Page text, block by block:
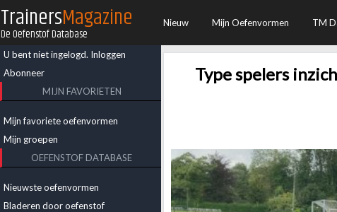
TrainersMagazine
De Oefenstof Database
Nieuw Mijn Oefenvormen TM
U bent niet ingelogd. Inloggen
Abonneer
MIJN FAVORIETEN
Mijn favoriete oefenvormen
Mijn groepen
OEFENSTOF DATABASE
Nieuwste oefenvormen
Bladeren door oefenstof
Type spelers